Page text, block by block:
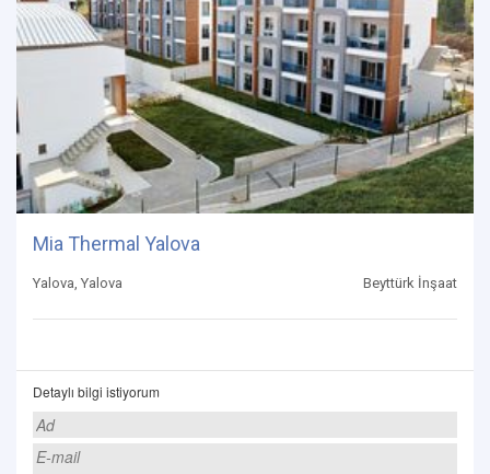
Mia Thermal Yalova
Yalova, Yalova Beyttürk İnşaat
Detaylı bilgi istiyorum